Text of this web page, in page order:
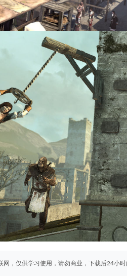
网，仅供学习使用，请勿商业，下载后24小时